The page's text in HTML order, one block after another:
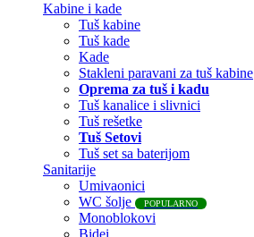
Kabine i kade
Tuš kabine
Tuš kade
Kade
Stakleni paravani za tuš kabine
Oprema za tuš i kadu
Tuš kanalice i slivnici
Tuš rešetke
Tuš Setovi
Tuš set sa baterijom
Sanitarije
Umivaonici
WC šolje
POPULARNO
Monoblokovi